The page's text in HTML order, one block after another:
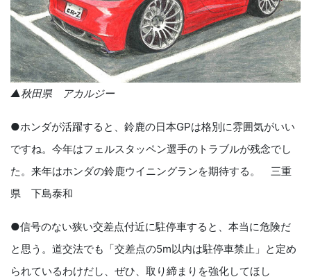
▲秋田県 アカルジー
●ホンダが活躍すると、鈴鹿の日本GPは格別に雰囲気がいい
ですね。今年はフェルスタッペン選手のトラブルが残念でし
た。来年はホンダの鈴鹿ウイニングランを期待する。 三重
県 下島泰和
●信号のない狭い交差点付近に駐停車すると、本当に危険だ
と思う。道交法でも「交差点の5m以内は駐停車禁止」と定め
られているわけだし、ぜひ、取り締まりを強化してほし